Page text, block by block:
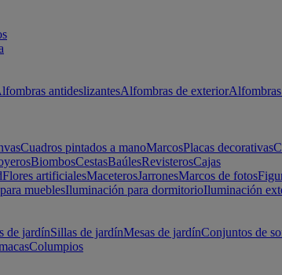
antideslizantesAlfombras de exterior
Cuadros pintados a manoMarcosPlacas decorativas
BiombosCestasBaúlesRevisterosCajas
Flores artificialesMaceterosJarronesMarcos de fotos
mueblesIluminación para dormitorioIluminación
de jardínSillas de jardínMesas de jardínConjuntos de
Columpios